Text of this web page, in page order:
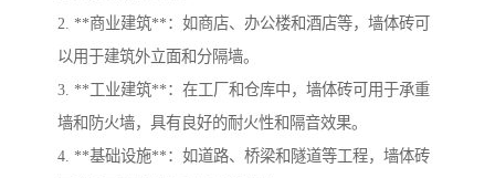
2. **商业建筑**：如商店、办公楼和酒店等，墙体砖可
以用于建筑外立面和分隔墙。
3. **工业建筑**：在工厂和仓库中，墙体砖可用于承重
墙和防火墙，具有良好的耐火性和隔音效果。
4. **基础设施**：如道路、桥梁和隧道等工程，墙体砖